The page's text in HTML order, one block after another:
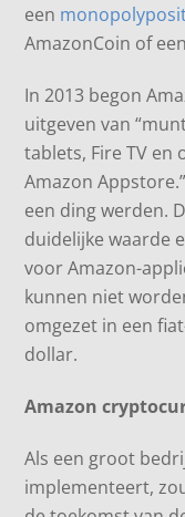
een
AmazonCoin of
In 2013 begon
uitgeven van
tablets, Fire TV en
Amazon
een ding werden.
duidelijke waarde
voor Amazon-
kunnen niet
omgezet in een
dollar.
Amazon
Als een groot
implementeert,